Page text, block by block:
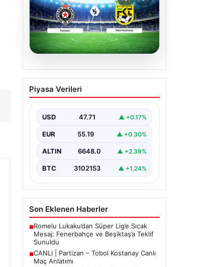
06.08.2026
CANLI | Partizan – Tobol
Kostanay Canlı Maç
Piyasa Verileri
USD 47.71 ▲ +0.17%
EUR 55.19 ▲ +0.30%
ALTIN 6648.0 ▲ +2.39%
BTC 3102153 ▲ +1.24%
Son Eklenen Haberler
■Romelu Lukaku’dan Süper Lig’e Sıcak
Mesaj: Fenerbahçe ve Beşiktaş’a Teklif
Sunuldu
■CANLI | Partizan – Tobol Kostanay Canlı
Maç Anlatımı